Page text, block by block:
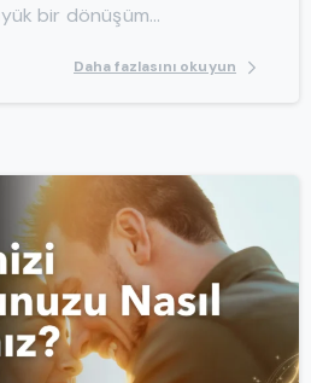
bir dönüşüm...
Daha fazlasını okuyun